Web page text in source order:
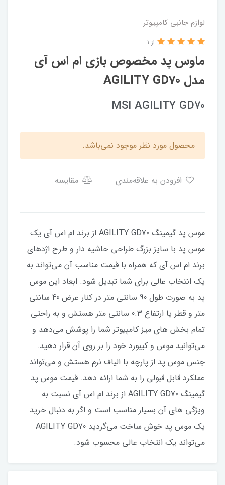
لوازم جانبی کامپیوتر
ماوس پد مخصوص بازی ام اس آی
مدل AGILITY GD70
از 1
MSI AGILITY GD70
محصول مورد نظر موجود نمی‌باشد.
مقایسه
موس پد گیمینگ AGILITY GD70 از برند ام اس آی یک
موس پد با سایز بزرگ طراحی حاشیه دار و طرح اژدهای
برند ام اس آی که همراه با قیمت مناسب آن می‌تواند به
یک انتخاب عالی برای شما تبدیل شود. ابعاد این موس
پد به صورت طول 90 سانتی متر در کنار عرض 40 سانتی
متر و قطر یا ارتفاع 0.3 سانتی متر هستش و به راحتی
تمام بخش های میز کامپیوتر شما را پوشش می‌دهد و
می‌توانید موس و کیبورد خود را بر روی آن قرار دهید.
جنس موس پد از پارچه با الیاف نرم هستش و می‌تواند
عملکرد قابل قبولی را به شما ارائه دهد. قیمت موس پد
گیمینگ AGILITY GD70 از برند ام اس آی نسبت به
ویژگی های آن بسیار مناسب است و اگر به دنبال خرید
یک موس پد خوش ساخت می‌گردید AGILITY GD70
می‌تواند یک انتخاب عالی محسوب شود.